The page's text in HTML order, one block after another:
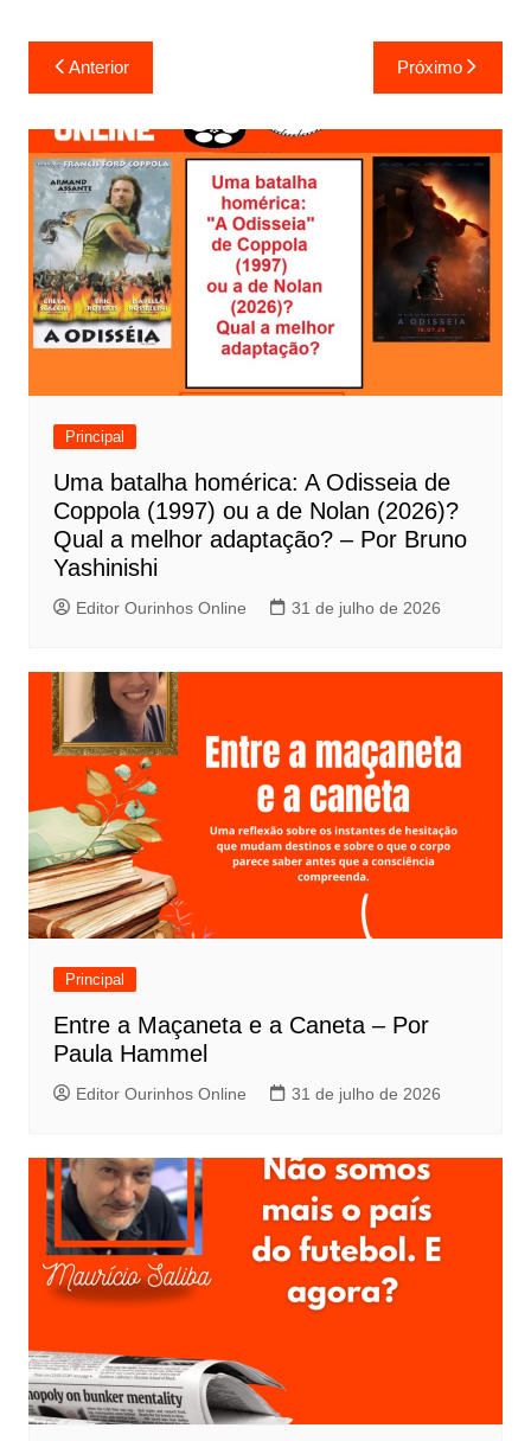
a
v
e
g
a
ç
ã
o
d
Anterior Próximo
Principal
Uma batalha homérica: A Odisseia de
Coppola (1997) ou a de Nolan (2026)?
Qual a melhor adaptação? – Por Bruno
Yashinishi
Editor Ourinhos Online 31 de julho de 2026
Principal
Entre a Maçaneta e a Caneta – Por
Paula Hammel
Editor Ourinhos Online 31 de julho de 2026